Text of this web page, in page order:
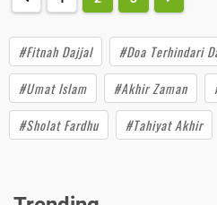
#Fitnah Dajjal
#Doa Terhindari
#Umat Islam
#Akhir Zaman
#Sholat Fardhu
#Tahiyat Akhir